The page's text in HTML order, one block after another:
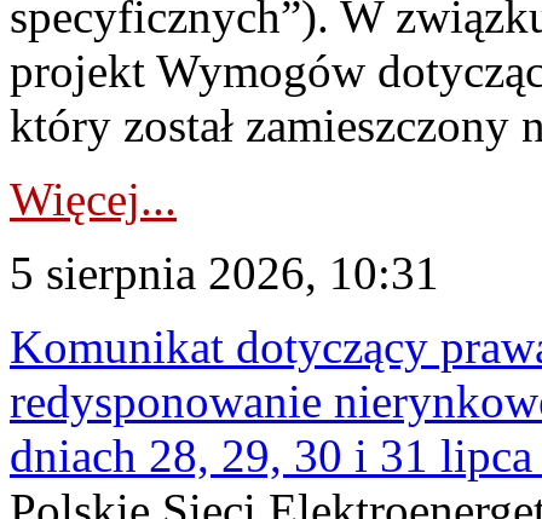
specyficznych”). W
projekt Wymogów
który został zamieszczony
Więcej...
5 sierpnia 2026, 10:31
Komunikat dotyczący
redysponowanie
dniach 28, 29, 30 i 31